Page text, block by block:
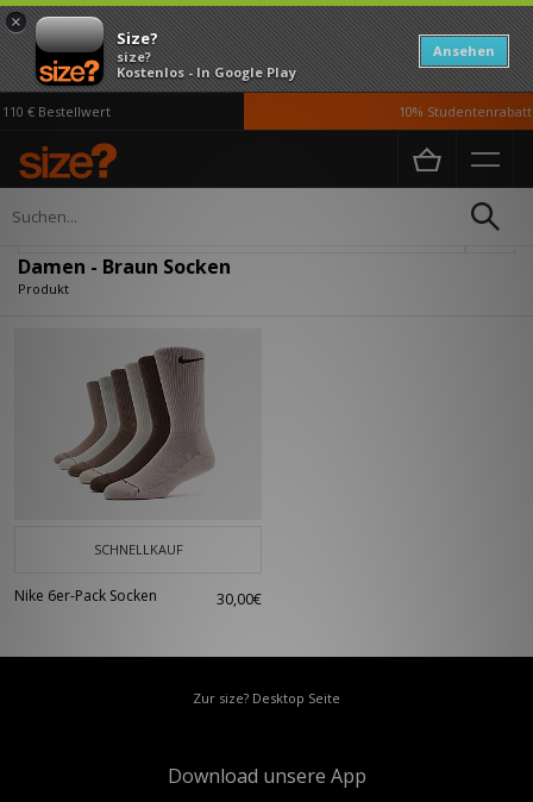
×
Size?
size?
Kostenlos - In Google Play
Ansehen
€ Bestellwert 10% Studentenrabatt
Home Damen
Damen - Braun Socken
Produkt
SCHNELLKAUF
Nike 6er-Pack Socken 30,00€
Zur size? Desktop Seite
Download unsere App